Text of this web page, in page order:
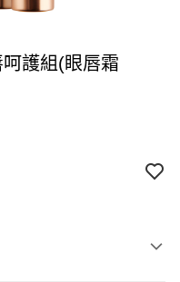
護組(眼唇霜